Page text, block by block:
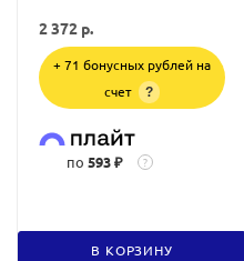
2 372 р.
+ 71 бонусных рублей на
счет
?
по 593 ₽ ?
В КОРЗИНУ